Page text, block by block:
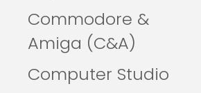
Commodore &
Amiga (C&A)
Computer Studio